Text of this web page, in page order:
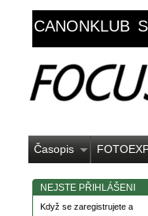
CANONKLUB
Časopis
NEJSTE PŘIHLÁŠENI
Když se zaregistrujete a